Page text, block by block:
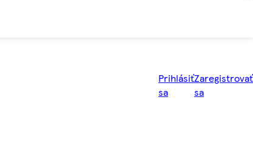
Prihlásiť
sa
Zaregistrovať
sa